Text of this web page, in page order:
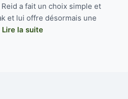
a fait un choix simple et
et lui offre désormais une
Lire la suite